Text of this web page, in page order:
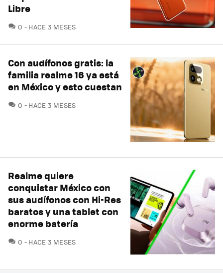
Libre
0 COMENTARIOS
HACE 3 MESES
Con audífonos gratis: la
familia realme 16 ya está
en México y esto cuestan
0 COMENTARIOS
HACE 3 MESES
Realme quiere
conquistar México con
sus audífonos con Hi-Res
baratos y una tablet con
enorme batería
0 COMENTARIOS
HACE 3 MESES